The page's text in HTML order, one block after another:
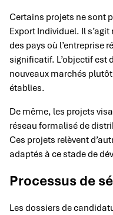
Certains projets ne sont
Export Individuel. Il
des pays où l’entreprise
significatif. L’objectif est
nouveaux marchés
établies.
De même, les projets
réseau formalisé de
Ces projets relèvent
adaptés à ce stade de
Processus de
Les dossiers de